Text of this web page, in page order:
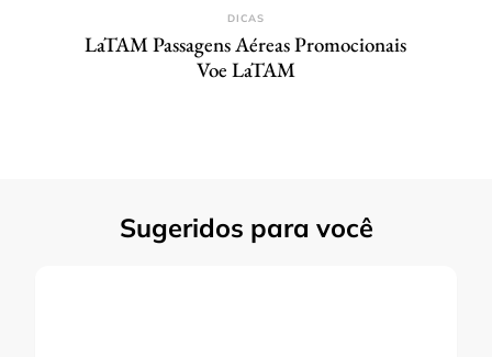
DICAS
LaTAM Passagens Aéreas Promocionais
Voe LaTAM
Sugeridos para você